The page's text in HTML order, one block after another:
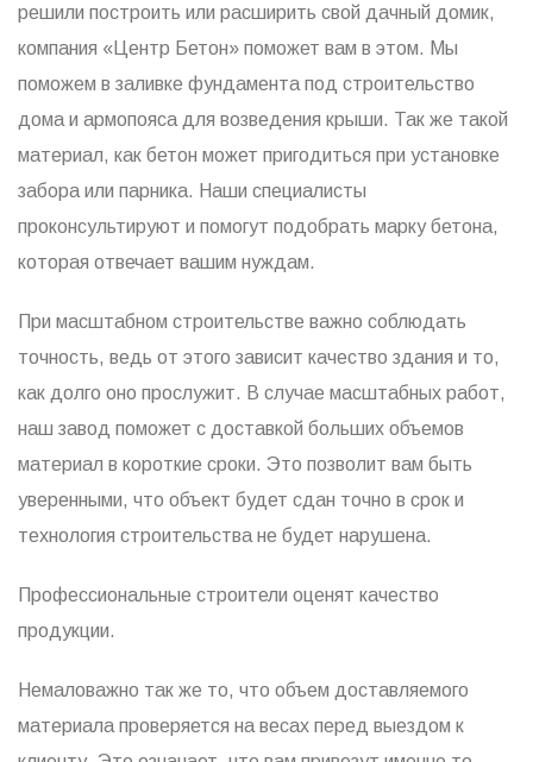
решили построить или расширить свой дачный домик,
компания «Центр Бетон» поможет вам в этом. Мы
поможем в заливке фундамента под строительство
дома и армопояса для возведения крыши. Так же такой
материал, как бетон может пригодиться при установке
забора или парника. Наши специалисты
проконсультируют и помогут подобрать марку бетона,
которая отвечает вашим нуждам.
При масштабном строительстве важно соблюдать
точность, ведь от этого зависит качество здания и то,
как долго оно прослужит. В случае масштабных работ,
наш завод поможет с доставкой больших объемов
материал в короткие сроки. Это позволит вам быть
уверенными, что объект будет сдан точно в срок и
технология строительства не будет нарушена.
Профессиональные строители оценят качество
продукции.
Немаловажно так же то, что объем доставляемого
материала проверяется на весах перед выездом к